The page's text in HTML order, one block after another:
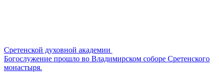
Сретенской духовной академии
Богослужение прошло во Владимирском соборе Сретенского
монастыря.